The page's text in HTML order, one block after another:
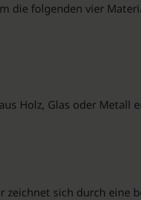
die folgenden vier
Holz, Glas oder Metall
sich durch eine